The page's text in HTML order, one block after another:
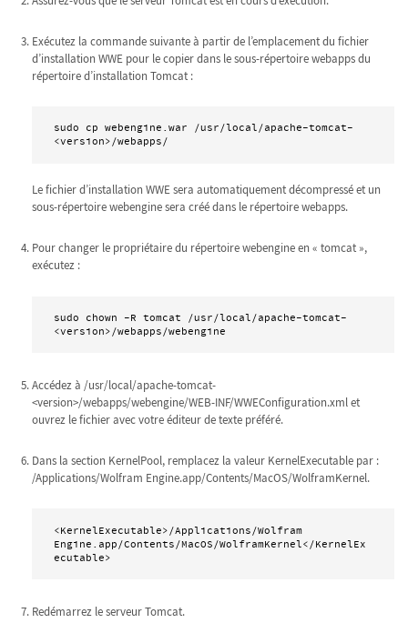
Exécutez la commande suivante à partir de l’emplacement du fichier
d’installation WWE pour le copier dans le sous-répertoire webapps du
répertoire d’installation Tomcat :
sudo cp webengine.war /usr/local/apache-tomcat-
<version>/webapps/
Le fichier d’installation WWE sera automatiquement décompressé et un
sous-répertoire webengine sera créé dans le répertoire webapps.
Pour changer le propriétaire du répertoire webengine en « tomcat »,
exécutez :
sudo chown -R tomcat /usr/local/apache-tomcat-
<version>/webapps/webengine
Accédez à /usr/local/apache-tomcat-
<version>/webapps/webengine/WEB-INF/WWEConfiguration.xml et
ouvrez le fichier avec votre éditeur de texte préféré.
Dans la section KernelPool, remplacez la valeur KernelExecutable par :
/Applications/Wolfram Engine.app/Contents/MacOS/WolframKernel.
<KernelExecutable>/Applications/Wolfram
Engine.app/Contents/MacOS/WolframKernel</KernelEx
ecutable>
Redémarrez le serveur Tomcat.